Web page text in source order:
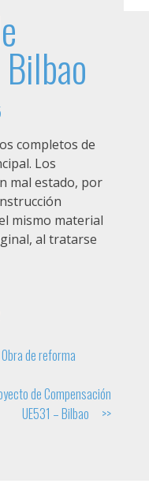
completos de
Los
mal estado, por
mismo material
al tratarse
Obra de reforma
de Compensación
UE531 – Bilbao